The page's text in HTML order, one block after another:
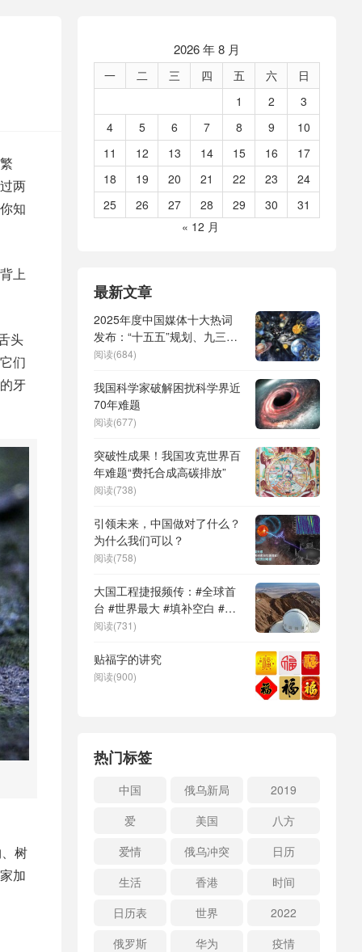
两
知
上
头
们
牙
树
加
2026 年 8 月
一 二 三 四 五 六
日
1
2
3
4
5 6 7 8 9
10
11
12 13 14 15 16
17
18
19 20 21 22 23
24
25
26 27 28 29 30
31
« 12 月
最新文章
2025年度中国媒体十大热词
发布：“十五五”规划、九三阅
兵、全球治理倡议、
形机器人、苏超、票根经济、
育儿补贴、科学素养、网络生
态治理
阅读(684)
我国科学家破解困扰科学界近
70年难题
阅读(677)
突破性成果！我国攻克世界百
年难题“费托合成高碳排放”
阅读(738)
引领未来，中国做对了什么？
为什么我们可以？
阅读(758)
大国工程捷报频传：#全球首
台 #世界最大 #填补空白 #突
破关键节点
阅读(731)
贴福字的讲究
阅读(900)
热门标签
中国 俄乌新局
2019
爱
美国
八方
爱情
俄乌冲突
日历
生活
香港
时间
日历表
世界
2022
俄罗斯
华为
疫情